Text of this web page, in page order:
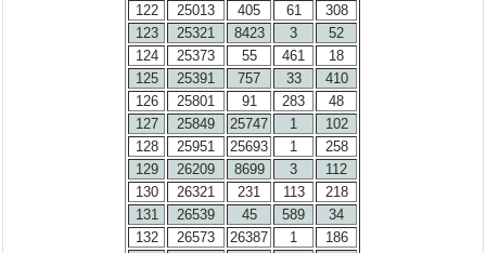
122
25013 405 61
308
123
25321 8423 3
52
124
25373 55 461
18
125
25391 757 33
410
126
25801 91 283
48
127
25849 25747 1
102
128
25951 25693 1
258
129
26209 8699 3
112
130
26321 231 113
218
131
26539 45 589
34
132
26573 26387 1
186